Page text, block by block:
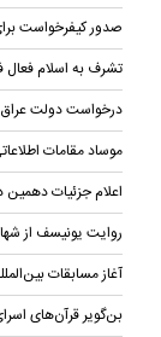
صدور کیفرخواست
تشرف به اسلام فعال
درخواست دولت عراق
موساد مقامات
اعلام جزئیات دهمین
روایت یونیسف از
آغاز مسابقات
بن‌گویر قرآن‌های